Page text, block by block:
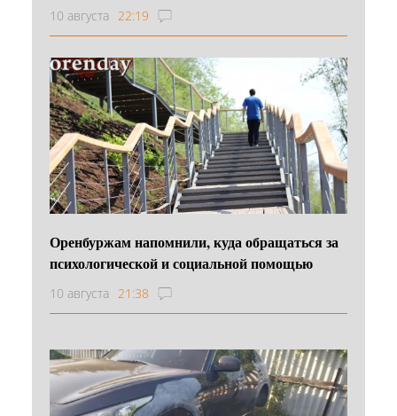
10 августа 22:19
Оренбуржам напомнили, куда обращаться за
психологической и социальной помощью
10 августа 21:38